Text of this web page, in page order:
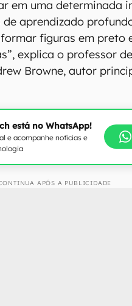
em uma determinada
de aprendizado
figuras em preto
explica o professor de
Browne, autor
está no WhatsApp!
e acompanhe notícias e
APÓS A PUBLICIDADE